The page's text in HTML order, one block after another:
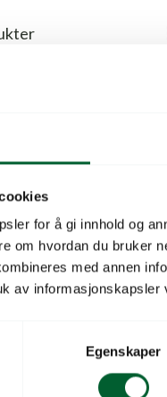
for å gi innhold og
om hvordan du bruker
med annen
av informasjonskapsler
Egenskaper
med 6-7 bønner med